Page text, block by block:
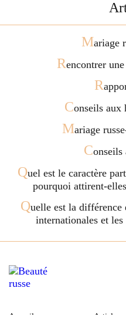
Mariage
Rencontrer
R
Conseils aux
Mariage
Conseils
Quel est le caractère
pourquoi attirent-
Quelle est la différence
internationales et